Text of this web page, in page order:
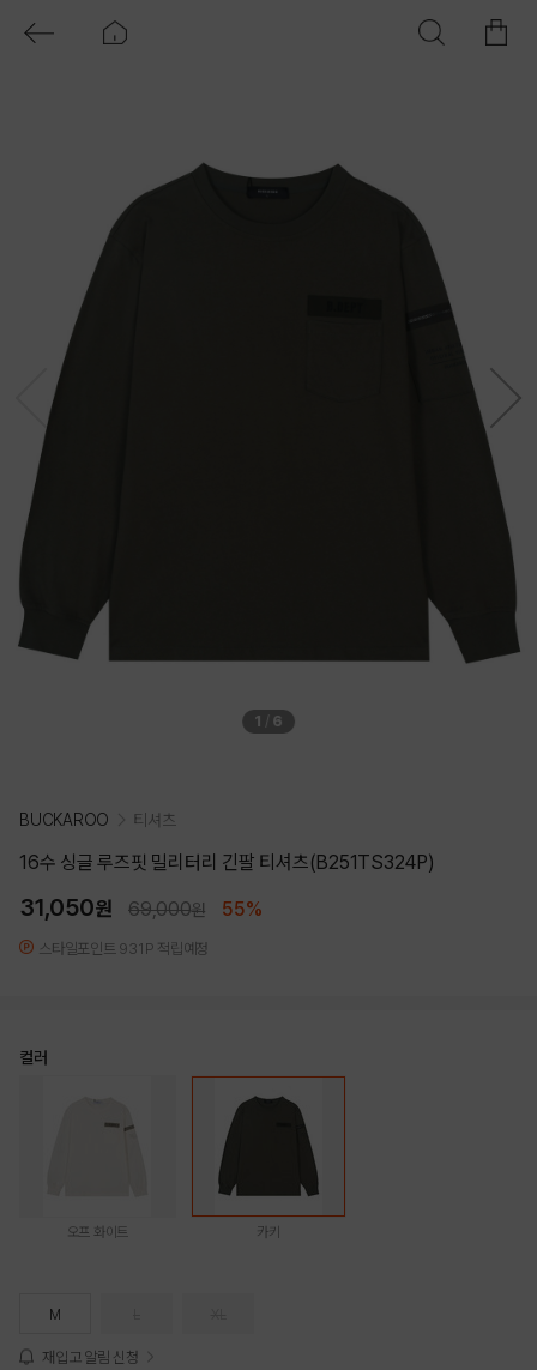
1 / 6
BUCKAROO 티셔츠
16수 싱글 루즈핏 밀리터리 긴팔 티셔츠(B251TS324P)
31,050원 69,000원 55%
스타일포인트 931P 적립예정
컬러
오프 화이트 카키
M
재입고 알림 신청